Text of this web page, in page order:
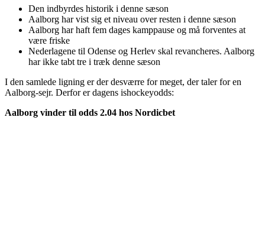
Den indbyrdes historik i denne sæson
Aalborg har vist sig et niveau over resten i denne sæson
Aalborg har haft fem dages kamppause og må forventes at
være friske
Nederlagene til Odense og Herlev skal revancheres. Aalborg
har ikke tabt tre i træk denne sæson
I den samlede ligning er der desværre for meget, der taler for en
Aalborg-sejr. Derfor er dagens ishockeyodds:
Aalborg vinder til odds 2.04 hos Nordicbet